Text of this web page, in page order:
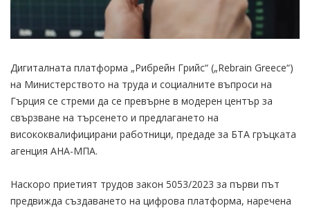
Дигиталната платформа „Рибрейн Грийс“ („Rebrain Greece“)
на Министерството на труда и социалните въпроси на
Гърция се стреми да се превърне в модерен център за
свързване на търсенето и предлагането на
висококвалифицирани работници, предаде за БТА гръцката
агенция АНА-МПА.
Наскоро приетият трудов закон 5053/2023 за първи път
предвижда създаването на цифрова платформа, наречена